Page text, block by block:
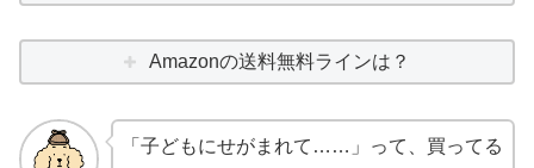
Amazonの送料無料ラインは？
「子どもにせがまれて……」って、買ってる